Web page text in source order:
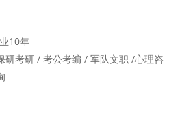
10年
研考研 / 考公考编 / 军队文职 /心理咨